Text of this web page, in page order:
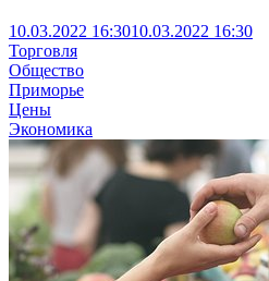
10.03.2022 16:3010.03.2022 16:30
Торговля
Общество
Приморье
Цены
Экономика